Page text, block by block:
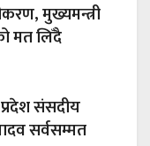
मुख्यमन्त्री
मत लिँदै
संसदीय
सर्वसम्मत